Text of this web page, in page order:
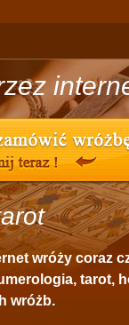
wróży coraz
tarot,
wróżb.